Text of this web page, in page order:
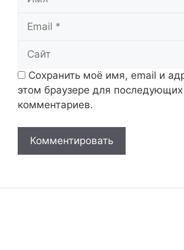
Сохранить моё имя, email и
этом браузере для
комментариев.